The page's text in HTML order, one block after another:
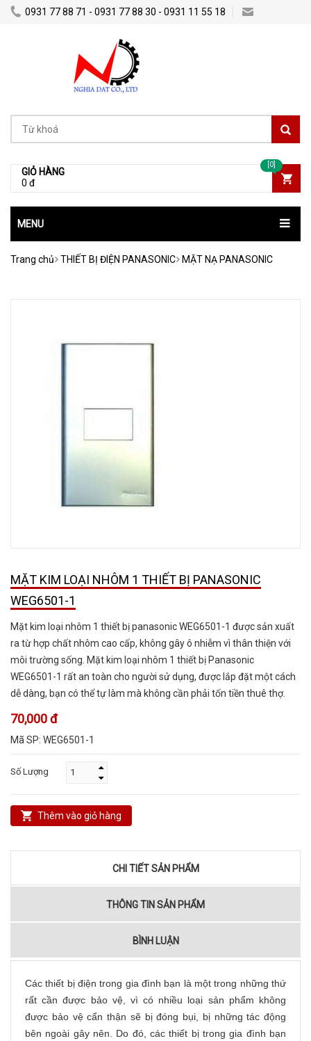
0931 77 88 71 - 0931 77 88 30 - 0931 11 55 18
GIỎ HÀNG
0 đ
[0]
MENU
Trang chủ THIẾT BỊ ĐIỆN PANASONIC MẶT NẠ PANASONIC
MẶT KIM LOẠI NHÔM 1 THIẾT BỊ PANASONIC
WEG6501-1
Mặt kim loại nhôm 1 thiết bị panasonic WEG6501-1 được sản xuất
ra từ hợp chất nhôm cao cấp, không gây ô nhiễm vì thân thiện với
môi trường sống. Mặt kim loại nhôm 1 thiết bị Panasonic
WEG6501-1 rất an toàn cho người sử dụng, được lắp đặt một cách
dễ dàng, bạn có thể tự làm mà không cần phải tốn tiền thuê thợ.
70,000 đ
Mã SP: WEG6501-1
Số Lượng
Thêm vào giỏ hàng
CHI TIẾT SẢN PHẨM
THÔNG TIN SẢN PHẨM
BÌNH LUẬN
Các thiết bị điện trong gia đình bạn là một trong những thứ
rất cần được bảo vệ, vì có nhiều loại sản phẩm không
được bảo vệ cẩn thận sẽ bị đóng bụi, bị những tác động
bên ngoài gây nên. Do đó, các thiết bị trong gia đình bạn